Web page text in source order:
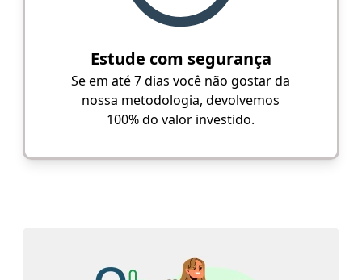
Estude com segurança
Se em até 7 dias você não gostar da
nossa metodologia, devolvemos
100% do valor investido.